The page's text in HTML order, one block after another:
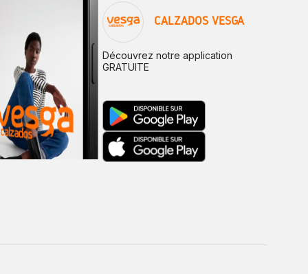
CALZADOS VESGA
Découvrez notre application
GRATUITE